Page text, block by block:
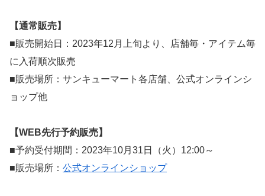
【通常販売】
■販売開始日：2023年12月上旬より、店舗毎・アイテム毎
に入荷順次販売
■販売場所：サンキューマート各店舗、公式オンラインシ
ョップ他
【WEB先行予約販売】
■予約受付期間：2023年10月31日（火）12:00～
■販売場所： 公式オンラインショップ